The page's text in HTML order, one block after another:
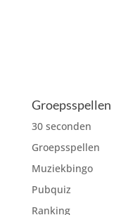
Groepsspellen
30 seconden
Groepsspellen
Muziekbingo
Pubquiz
Ranking